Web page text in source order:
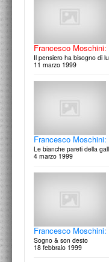
Francesco
Il pensiero ha bisogno di
11 marzo 1999
Francesco
Le bianche pareti della
4 marzo 1999
Francesco
Sogno & son desto
18 febbraio 1999